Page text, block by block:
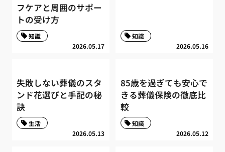
フケアと周囲のサポー
トの受け方
2026.05.17
知識
2026.05.16
知識
失敗しない葬儀のスタ
ンド花選びと手配の秘
訣
2026.05.13
生活
85歳を過ぎても安心で
きる葬儀保険の徹底比
較
2026.05.12
知識